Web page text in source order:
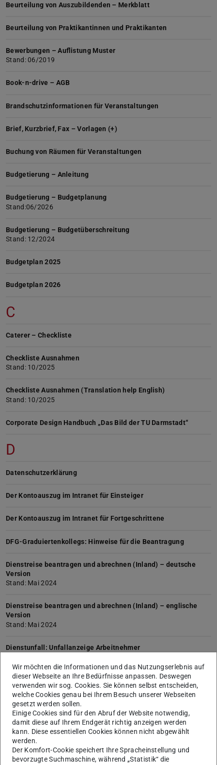
Beurteilung von Auszubildenden – Merkblatt
Beurteilung von Praktikantinnen und Praktikanten
Bewerbungen – Auflistung Muster
Stand: 06/2019
Book-n-drive – AGB
Brandschutzinformationen für Veranstaltungen
Brief, Kurzbrief, Fax – Vorlagen (+)
Buchung von Räumen für Veranstaltungen
Budgetierung – Anleitung
Budgetierung – Budgetplanung
Stand:06/2026
Budgetierung – Budgetüberschreitung
Stand: 12/2024
Budgetplan 2025
Budgetplan 2026
C
Caterer – Checkliste
Checkliste Ausnahmen
Stand: 10/2025
Checkliste Ausnahmen (Translation help English)
Stand: 10/2025
Corporate Design Handbuch „Das Bild der TU Darmstadt“
D
Datenschutzerklärung
Der Kontoauszug im Intranet für Einsteiger
Der Kontoauszug im Intranet für Fortgeschrittene
DFG-Graduiertenkollegs: Hinweise für die Beantragung
Dienstreise beantragen und abrechnen (Inland) – deutsche
Version
Stand: Mai 2024
Dienstreise beantragen und abrechnen (Inland) – englische
Version
Stand: Mai 2024
Dienstunfall: Unfallanzeige Arbeitnehmer
Digitale Forschungsdaten – Leitlinien zum Umgang
Diploma Supplement – Vorlage
Dissertation – Erklärung bei Einleitung des
Promotionsverfahrens
Dissertation – Erklärung zur Übertragung von Rechten an der
Dissertation
Wir möchten die Informationen und das Nutzungserlebnis auf
dieser Webseite an Ihre Bedürfnisse anpassen. Deswegen
verwenden wir sog. Cookies. Sie können selbst entscheiden,
welche Cookies genau bei Ihrem Besuch unserer Webseiten
gesetzt werden sollen.
Einige Cookies sind für den Abruf der Website notwendig,
damit diese auf Ihrem Endgerät richtig anzeigen werden
kann. Diese essentiellen Cookies können nicht abgewählt
werden.
Der Komfort-Cookie speichert Ihre Spracheinstellung und
bevorzugte Suchmaschine, während „Statistik“ die